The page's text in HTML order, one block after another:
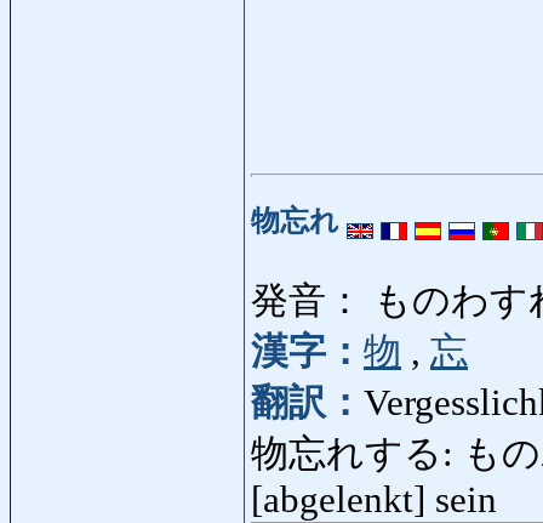
物忘れ
発音： ものわす
漢字： 物 , 忘
翻訳：
物忘れする: もの
[abgelenkt] sein